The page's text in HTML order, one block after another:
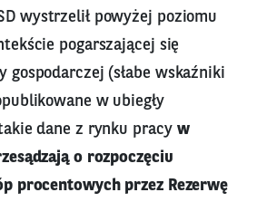
wystrzelił powyżej poziomu
pogarszającej się
gospodarczej (słabe wskaźniki
w ubiegły
dane z rynku pracy w
o rozpoczęciu
procentowych przez Rezerwę